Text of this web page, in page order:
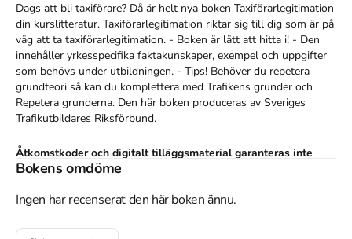
Dags att bli taxiförare? Då är helt nya boken Taxiförarlegitimation
din kurslitteratur. Taxiförarlegitimation riktar sig till dig som är på
väg att ta taxiförarlegitimation. - Boken är lätt att hitta i! - Den
innehåller yrkesspecifika faktakunskaper, exempel och uppgifter
som behövs under utbildningen. - Tips! Behöver du repetera
grundteori så kan du komplettera med Trafikens grunder och
Repetera grunderna. Den här boken produceras av Sveriges
Trafikutbildares Riksförbund.
Åtkomstkoder och digitalt tilläggsmaterial garanteras inte
med begagnade böcker
Bokens omdöme
Ingen har recenserat den här boken ännu.